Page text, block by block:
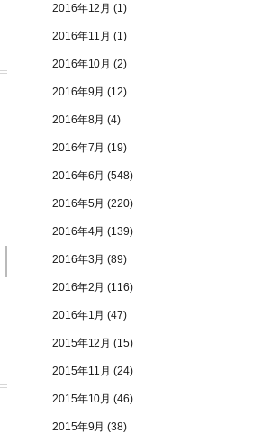
2016年12月 (1)
2016年11月 (1)
2016年10月 (2)
2016年9月 (12)
2016年8月 (4)
2016年7月 (19)
2016年6月 (548)
2016年5月 (220)
2016年4月 (139)
2016年3月 (89)
2016年2月 (116)
2016年1月 (47)
2015年12月 (15)
2015年11月 (24)
2015年10月 (46)
2015年9月 (38)